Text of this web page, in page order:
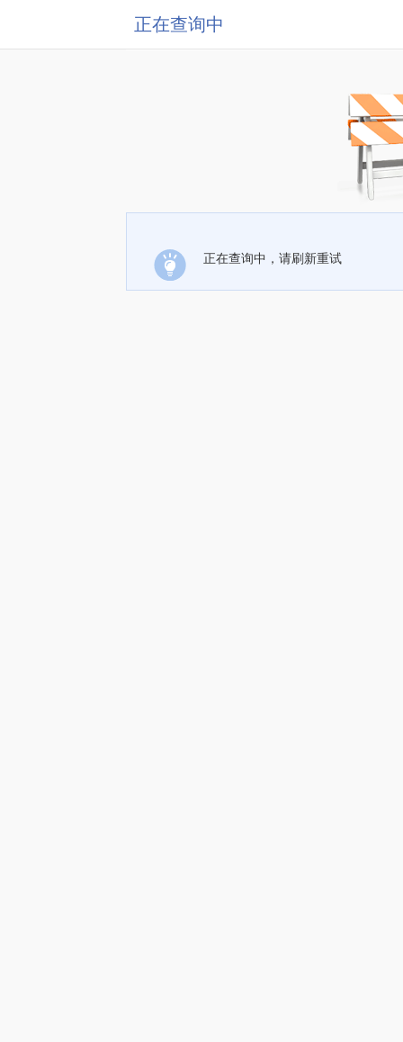
正在查询中
正在查询中，请刷新重试